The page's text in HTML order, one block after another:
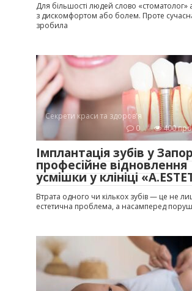
Для більшості людей слово «стоматолог»
з дискомфортом або болем. Проте
зробила
Секрети краси та здоров'я
0
400
Імплантація зубів у
професійне відновлення
усмішки у клініці
Втрата одного чи кількох зубів — це не
естетична проблема, а насамперед